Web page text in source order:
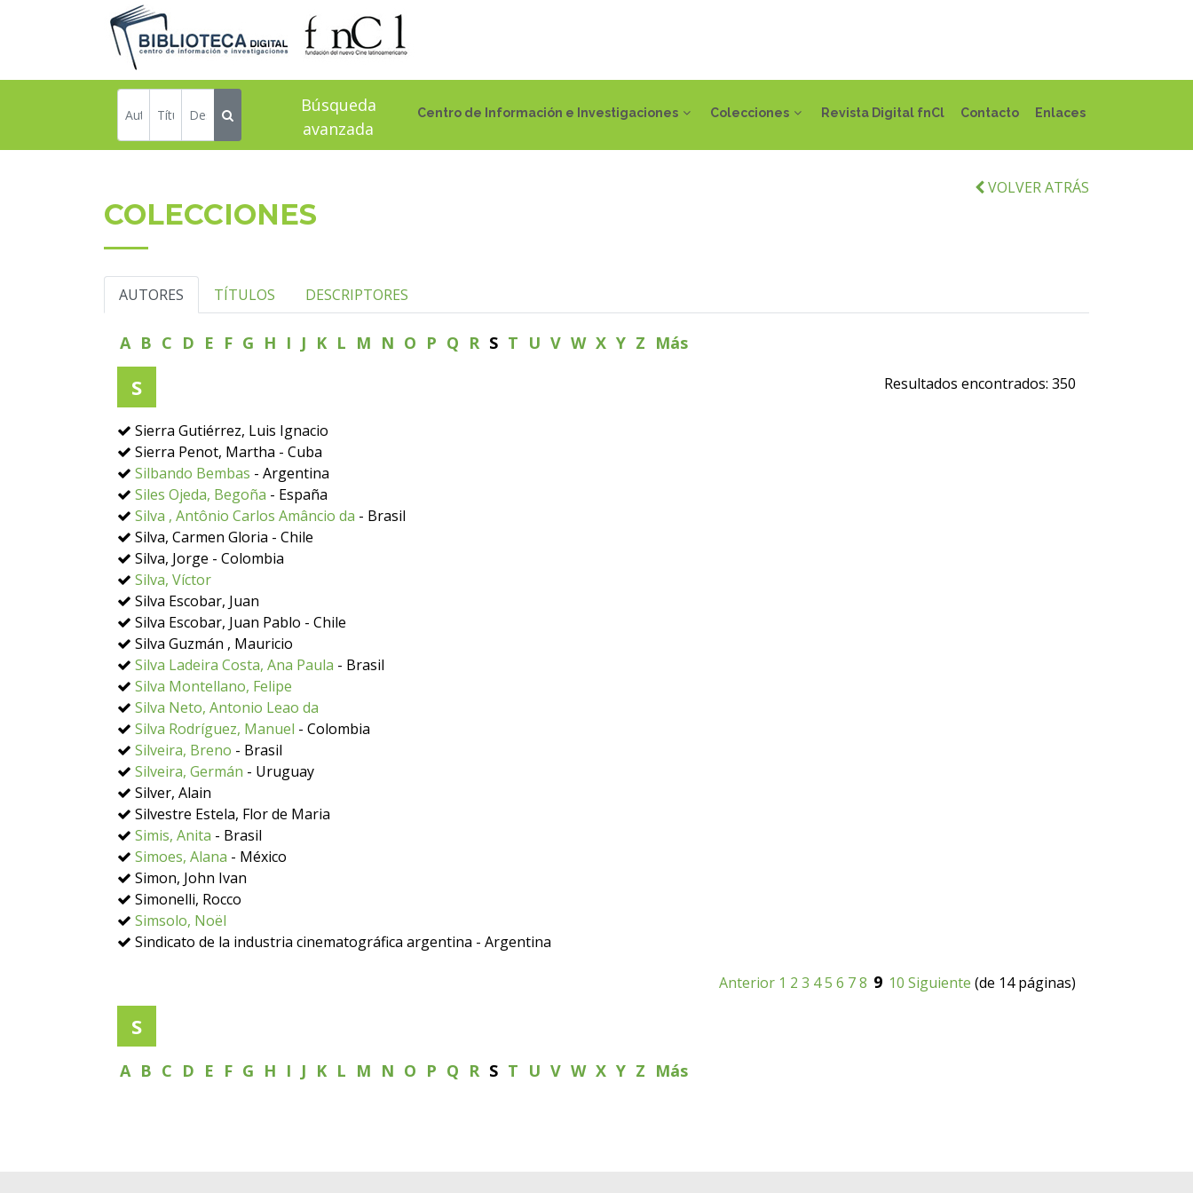
Centro de Información e Investigaciones Colecciones Revista Digital fnCl Contacto Enlaces
Búsqueda
avanzada
VOLVER ATRÁS
COLECCIONES
AUTORES TÍTULOS DESCRIPTORES
A B C D E F G H I J K L M N O P Q R S T U V W X Y Z Más
S Resultados encontrados: 350
Sierra Gutiérrez, Luis Ignacio
Sierra Penot, Martha - Cuba
Silbando Bembas - Argentina
Siles Ojeda, Begoña - España
Silva , Antônio Carlos Amâncio da - Brasil
Silva, Carmen Gloria - Chile
Silva, Jorge - Colombia
Silva, Víctor
Silva Escobar, Juan
Silva Escobar, Juan Pablo - Chile
Silva Guzmán , Mauricio
Silva Ladeira Costa, Ana Paula - Brasil
Silva Montellano, Felipe
Silva Neto, Antonio Leao da
Silva Rodríguez, Manuel - Colombia
Silveira, Breno - Brasil
Silveira, Germán - Uruguay
Silver, Alain
Silvestre Estela, Flor de Maria
Simis, Anita - Brasil
Simoes, Alana - México
Simon, John Ivan
Simonelli, Rocco
Simsolo, Noël
Sindicato de la industria cinematográfica argentina - Argentina
Anterior 1 2 3 45 6 78 9 10 Siguiente (de 14 páginas)
S
A B C D E F G H I J K L M N O P Q R S T U V W X Y Z Más